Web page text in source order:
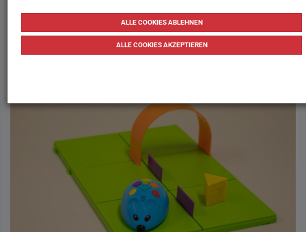
Perspektive getestet. Teil 14: Das Code
& Go Mouse Activity Set.
vonTanja Waculik 26.02.2020 Testberichte Testbericht
ALLE COOKIES ABLEHNEN
ALLE COOKIES AKZEPTIEREN